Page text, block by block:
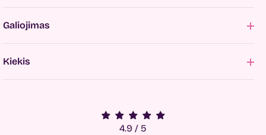
Galiojimas
Kiekis
4.9 / 5